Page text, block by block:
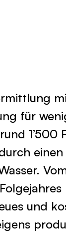
für
1’500
einen
und